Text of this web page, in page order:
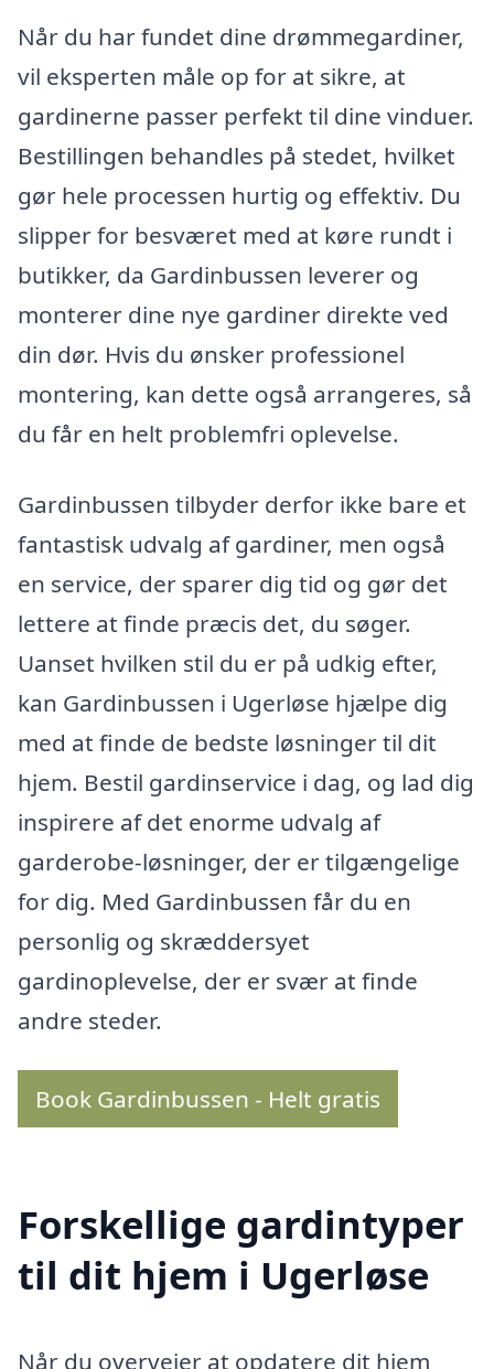
Når du har fundet dine drømmegardiner,
vil eksperten måle op for at sikre, at
gardinerne passer perfekt til dine vinduer.
Bestillingen behandles på stedet, hvilket
gør hele processen hurtig og effektiv. Du
slipper for besværet med at køre rundt i
butikker, da Gardinbussen leverer og
monterer dine nye gardiner direkte ved
din dør. Hvis du ønsker professionel
montering, kan dette også arrangeres, så
du får en helt problemfri oplevelse.
Gardinbussen tilbyder derfor ikke bare et
fantastisk udvalg af gardiner, men også
en service, der sparer dig tid og gør det
lettere at finde præcis det, du søger.
Uanset hvilken stil du er på udkig efter,
kan Gardinbussen i Ugerløse hjælpe dig
med at finde de bedste løsninger til dit
hjem. Bestil gardinservice i dag, og lad dig
inspirere af det enorme udvalg af
garderobe-løsninger, der er tilgængelige
for dig. Med Gardinbussen får du en
personlig og skræddersyet
gardinoplevelse, der er svær at finde
andre steder.
Book Gardinbussen - Helt gratis
Forskellige gardintyper
til dit hjem i Ugerløse
Når du overvejer at opdatere dit hjem